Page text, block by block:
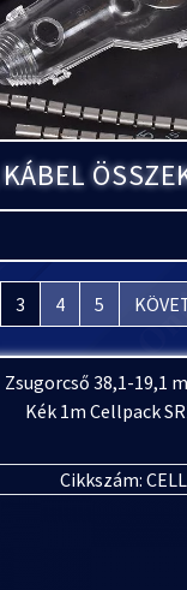
3 4 5
Zsugorcső 38,1-19,1
Kék 1m Cellpack
Cikkszám: